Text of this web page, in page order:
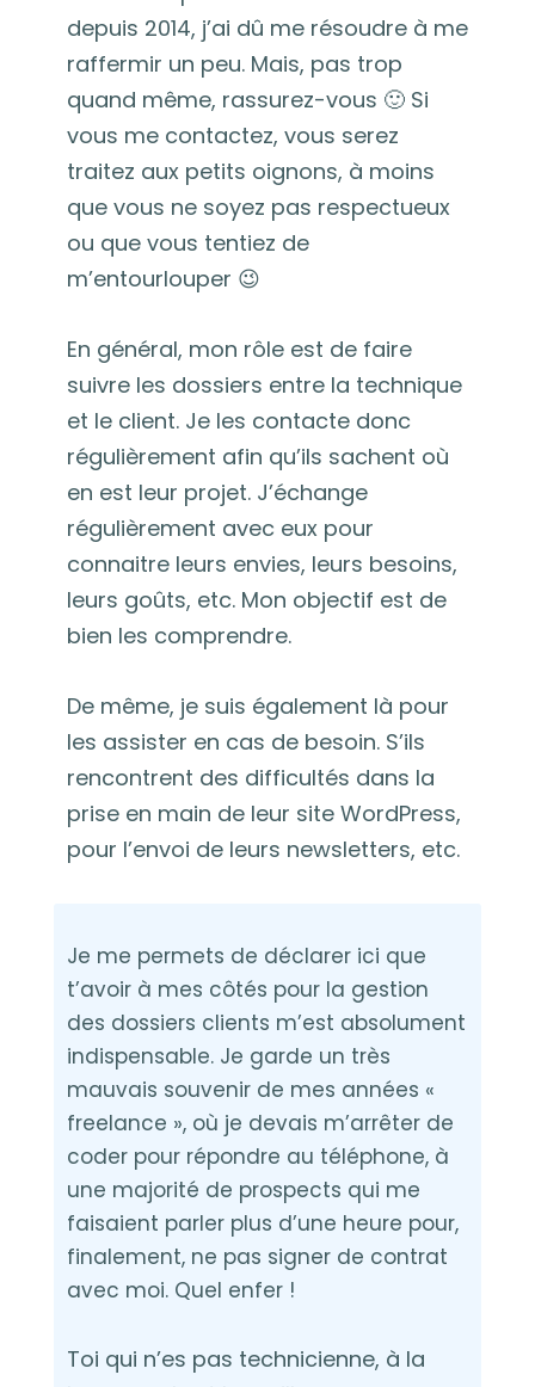
depuis 2014, j’ai dû me résoudre à me
raffermir un peu. Mais, pas trop
quand même, rassurez-vous 🙂 Si
vous me contactez, vous serez
traitez aux petits oignons, à moins
que vous ne soyez pas respectueux
ou que vous tentiez de
m’entourlouper 😉
En général, mon rôle est de faire
suivre les dossiers entre la technique
et le client. Je les contacte donc
régulièrement afin qu’ils sachent où
en est leur projet. J’échange
régulièrement avec eux pour
connaitre leurs envies, leurs besoins,
leurs goûts, etc. Mon objectif est de
bien les comprendre.
De même, je suis également là pour
les assister en cas de besoin. S’ils
rencontrent des difficultés dans la
prise en main de leur site WordPress,
pour l’envoi de leurs newsletters, etc.
Je me permets de déclarer ici que
t’avoir à mes côtés pour la gestion
des dossiers clients m’est absolument
indispensable. Je garde un très
mauvais souvenir de mes années «
freelance », où je devais m’arrêter de
coder pour répondre au téléphone, à
une majorité de prospects qui me
faisaient parler plus d’une heure pour,
finalement, ne pas signer de contrat
avec moi. Quel enfer !
Toi qui n’es pas technicienne, à la